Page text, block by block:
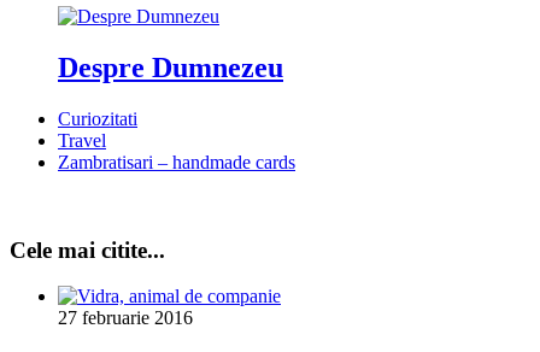
Despre Dumnezeu
Curiozitati
Travel
Zambratisari – handmade cards
Cele mai citite...
27 februarie 2016